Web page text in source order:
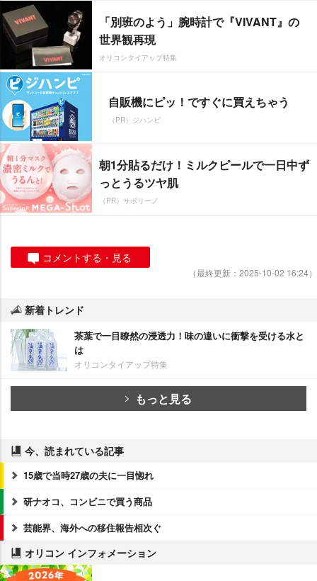
「別班のよう」腕時計で『VIVANT』の
世界観再現
オリコンタイアップ特集
自販機にピッ！ですぐに買えちゃう
（PR）ジハンピ
朝1分貼るだけ！ミルクピールで一日中ず
っとうるツヤ肌
（PR）サボリーノ
コメントする・見る
（最終更新：2025-10-02 16:24）
新着トレンド
茶葉で一目瞭然の浸透力！味の違いに衝撃を受ける水と
は
オリコンタイアップ特集
もっと見る
今、読まれている記事
15歳で当時27歳の夫に一目惚れ
研ナオコ、コンビニで買う商品
芸能界、海外への移住報告相次ぐ
オリコン インフォメーション